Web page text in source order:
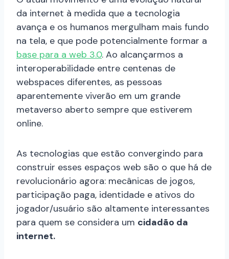
da internet à medida que a tecnologia
avança e os humanos mergulham mais fundo
na tela, e que pode potencialmente formar a
base para a web 3.0. Ao alcançarmos a
interoperabilidade entre centenas de
webspaces diferentes, as pessoas
aparentemente viverão em um grande
metaverso aberto sempre que estiverem
online.
As tecnologias que estão convergindo para
construir esses espaços web são o que há de
revolucionário agora: mecânicas de jogos,
participação paga, identidade e ativos do
jogador/usuário são altamente interessantes
para quem se considera um cidadão da
internet.